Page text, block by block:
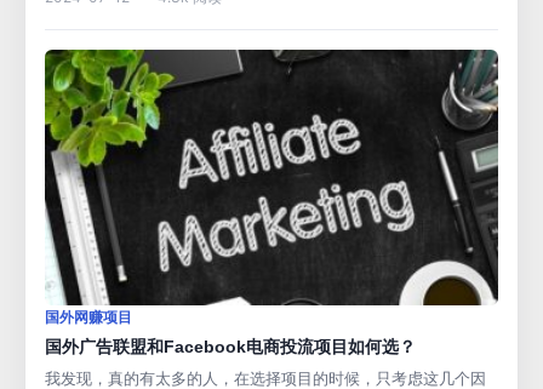
国外网赚项目
国外广告联盟和Facebook电商投流项目如何选？
我发现，真的有太多的人，在选择项目的时候，只考虑这几个因